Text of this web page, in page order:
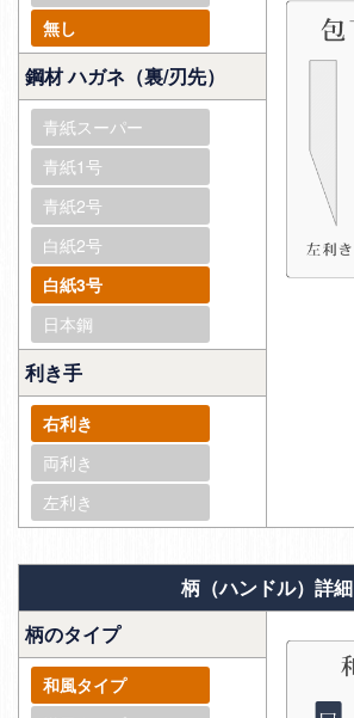
無し
鋼材 ハガネ（裏/刃先）
青紙スーパー
青紙1号
青紙2号
白紙2号
白紙3号
日本鋼
利き手
右利き
両利き
左利き
柄（ハンドル）詳細
柄のタイプ
和風タイプ